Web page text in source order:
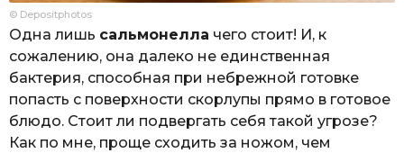
© Depositphotos
Одна лишь сальмонелла чего стоит! И, к
сожалению, она далеко не единственная
бактерия, способная при небрежной готовке
попасть с поверхности скорлупы прямо в готовое
блюдо. Стоит ли подвергать себя такой угрозе?
Как по мне, проще сходить за ножом, чем